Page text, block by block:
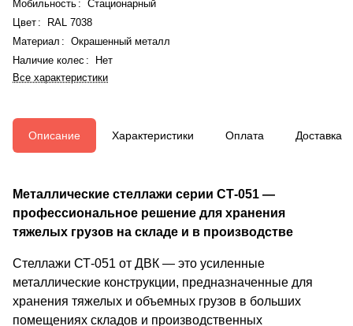
Мобильность : Стационарный
Цвет :
RAL 7038
Материал : Окрашенный металл
Наличие колес :
Нет
Все характеристики
Описание Характеристики Оплата Доставка
Металлические стеллажи серии СТ-051 —
профессиональное решение для хранения
тяжелых грузов на складе и в производстве
Стеллажи СТ-051 от ДВК — это усиленные
металлические конструкции, предназначенные для
хранения тяжелых и объемных грузов в больших
помещениях складов и производственных